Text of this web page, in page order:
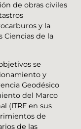
de obras civiles
y la
Ciencias de la
se
y
Geodésico
del Marco
(ITRF en sus
de
de las